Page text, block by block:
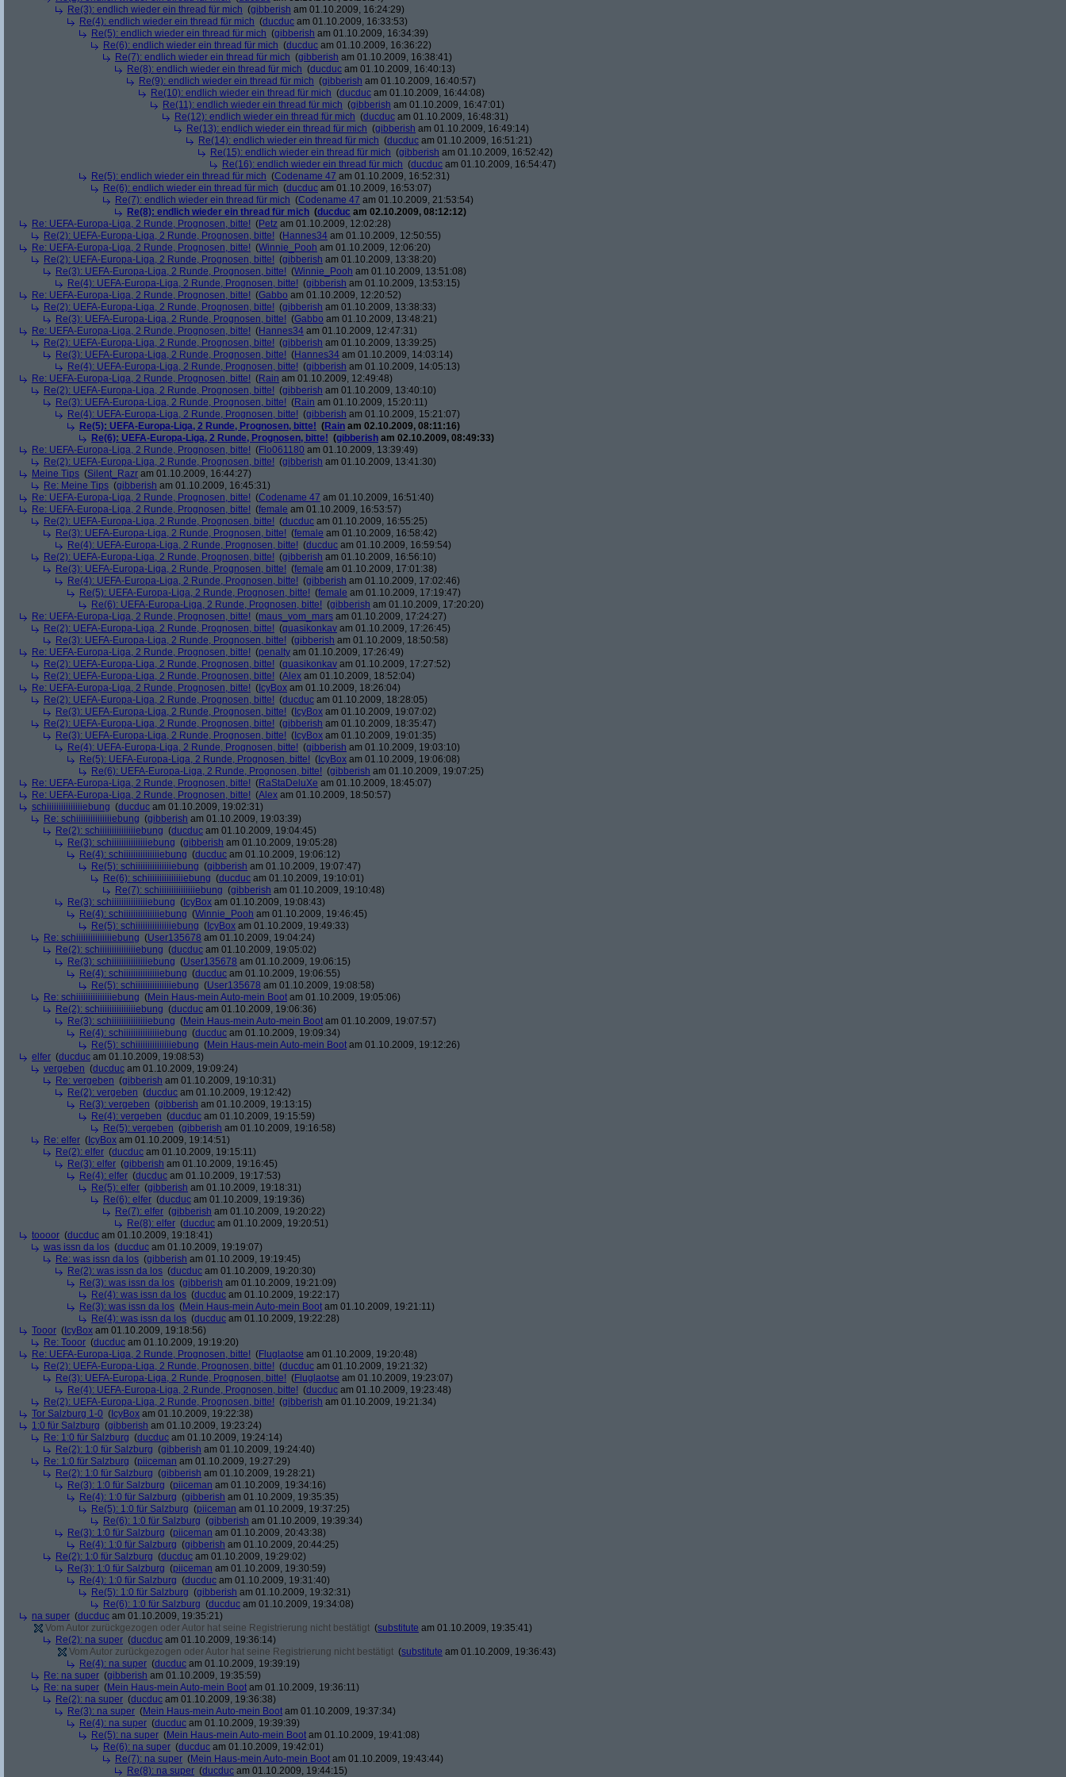
Re(3): endlich wieder ein thread für mich (gibberish am 01.10.2009, 16:24:29)
Re(4): endlich wieder ein thread für mich (ducduc am 01.10.2009, 16:33:53)
Re(5): endlich wieder ein thread für mich (gibberish am 01.10.2009, 16:34:39)
Re(6): endlich wieder ein thread für mich (ducduc am 01.10.2009, 16:36:22)
Re(7): endlich wieder ein thread für mich (gibberish am 01.10.2009, 16:38:41)
Re(8): endlich wieder ein thread für mich (ducduc am 01.10.2009, 16:40:13)
Re(9): endlich wieder ein thread für mich (gibberish am 01.10.2009, 16:40:57)
Re(10): endlich wieder ein thread für mich (ducduc am 01.10.2009, 16:44:08)
Re(11): endlich wieder ein thread für mich (gibberish am 01.10.2009, 16:47:01)
Re(12): endlich wieder ein thread für mich (ducduc am 01.10.2009, 16:48:31)
Re(13): endlich wieder ein thread für mich (gibberish am 01.10.2009, 16:49:14)
Re(14): endlich wieder ein thread für mich (ducduc am 01.10.2009, 16:51:21)
Re(15): endlich wieder ein thread für mich (gibberish am 01.10.2009, 16:52:42)
Re(16): endlich wieder ein thread für mich (ducduc am 01.10.2009, 16:54:47)
Re(5): endlich wieder ein thread für mich (Codename 47 am 01.10.2009, 16:52:31)
Re(6): endlich wieder ein thread für mich (ducduc am 01.10.2009, 16:53:07)
Re(7): endlich wieder ein thread für mich (Codename 47 am 01.10.2009, 21:53:54)
Re(8): endlich wieder ein thread für mich (ducduc am 02.10.2009, 08:12:12)
Re: UEFA-Europa-Liga, 2 Runde, Prognosen, bitte! (Petz am 01.10.2009, 12:02:28)
Re(2): UEFA-Europa-Liga, 2 Runde, Prognosen, bitte! (Hannes34 am 01.10.2009, 12:50:55)
Re: UEFA-Europa-Liga, 2 Runde, Prognosen, bitte! (Winnie_Pooh am 01.10.2009, 12:06:20)
Re(2): UEFA-Europa-Liga, 2 Runde, Prognosen, bitte! (gibberish am 01.10.2009, 13:38:20)
Re(3): UEFA-Europa-Liga, 2 Runde, Prognosen, bitte! (Winnie_Pooh am 01.10.2009, 13:51:08)
Re(4): UEFA-Europa-Liga, 2 Runde, Prognosen, bitte! (gibberish am 01.10.2009, 13:53:15)
Re: UEFA-Europa-Liga, 2 Runde, Prognosen, bitte! (Gabbo am 01.10.2009, 12:20:52)
Re(2): UEFA-Europa-Liga, 2 Runde, Prognosen, bitte! (gibberish am 01.10.2009, 13:38:33)
Re(3): UEFA-Europa-Liga, 2 Runde, Prognosen, bitte! (Gabbo am 01.10.2009, 13:48:21)
Re: UEFA-Europa-Liga, 2 Runde, Prognosen, bitte! (Hannes34 am 01.10.2009, 12:47:31)
Re(2): UEFA-Europa-Liga, 2 Runde, Prognosen, bitte! (gibberish am 01.10.2009, 13:39:25)
Re(3): UEFA-Europa-Liga, 2 Runde, Prognosen, bitte! (Hannes34 am 01.10.2009, 14:03:14)
Re(4): UEFA-Europa-Liga, 2 Runde, Prognosen, bitte! (gibberish am 01.10.2009, 14:05:13)
Re: UEFA-Europa-Liga, 2 Runde, Prognosen, bitte! (Rain am 01.10.2009, 12:49:48)
Re(2): UEFA-Europa-Liga, 2 Runde, Prognosen, bitte! (gibberish am 01.10.2009, 13:40:10)
Re(3): UEFA-Europa-Liga, 2 Runde, Prognosen, bitte! (Rain am 01.10.2009, 15:20:11)
Re(4): UEFA-Europa-Liga, 2 Runde, Prognosen, bitte! (gibberish am 01.10.2009, 15:21:07)
Re(5): UEFA-Europa-Liga, 2 Runde, Prognosen, bitte! (Rain am 02.10.2009, 08:11:16)
Re(6): UEFA-Europa-Liga, 2 Runde, Prognosen, bitte! (gibberish am 02.10.2009, 08:49:33)
Re: UEFA-Europa-Liga, 2 Runde, Prognosen, bitte! (Flo061180 am 01.10.2009, 13:39:49)
Re(2): UEFA-Europa-Liga, 2 Runde, Prognosen, bitte! (gibberish am 01.10.2009, 13:41:30)
Meine Tips (Silent_Razr am 01.10.2009, 16:44:27)
Re: Meine Tips (gibberish am 01.10.2009, 16:45:31)
Re: UEFA-Europa-Liga, 2 Runde, Prognosen, bitte! (Codename 47 am 01.10.2009, 16:51:40)
Re: UEFA-Europa-Liga, 2 Runde, Prognosen, bitte! (female am 01.10.2009, 16:53:57)
Re(2): UEFA-Europa-Liga, 2 Runde, Prognosen, bitte! (ducduc am 01.10.2009, 16:55:25)
Re(3): UEFA-Europa-Liga, 2 Runde, Prognosen, bitte! (female am 01.10.2009, 16:58:42)
Re(4): UEFA-Europa-Liga, 2 Runde, Prognosen, bitte! (ducduc am 01.10.2009, 16:59:54)
Re(2): UEFA-Europa-Liga, 2 Runde, Prognosen, bitte! (gibberish am 01.10.2009, 16:56:10)
Re(3): UEFA-Europa-Liga, 2 Runde, Prognosen, bitte! (female am 01.10.2009, 17:01:38)
Re(4): UEFA-Europa-Liga, 2 Runde, Prognosen, bitte! (gibberish am 01.10.2009, 17:02:46)
Re(5): UEFA-Europa-Liga, 2 Runde, Prognosen, bitte! (female am 01.10.2009, 17:19:47)
Re(6): UEFA-Europa-Liga, 2 Runde, Prognosen, bitte! (gibberish am 01.10.2009, 17:20:20)
Re: UEFA-Europa-Liga, 2 Runde, Prognosen, bitte! (maus_vom_mars am 01.10.2009, 17:24:27)
Re(2): UEFA-Europa-Liga, 2 Runde, Prognosen, bitte! (quasikonkav am 01.10.2009, 17:26:45)
Re(3): UEFA-Europa-Liga, 2 Runde, Prognosen, bitte! (gibberish am 01.10.2009, 18:50:58)
Re: UEFA-Europa-Liga, 2 Runde, Prognosen, bitte! (penalty am 01.10.2009, 17:26:49)
Re(2): UEFA-Europa-Liga, 2 Runde, Prognosen, bitte! (quasikonkav am 01.10.2009, 17:27:52)
Re(2): UEFA-Europa-Liga, 2 Runde, Prognosen, bitte! (Alex am 01.10.2009, 18:52:04)
Re: UEFA-Europa-Liga, 2 Runde, Prognosen, bitte! ( IcyBox am 01.10.2009, 18:26:04)
Re(2): UEFA-Europa-Liga, 2 Runde, Prognosen, bitte! (ducduc am 01.10.2009, 18:28:05)
Re(3): UEFA-Europa-Liga, 2 Runde, Prognosen, bitte! ( IcyBox am 01.10.2009, 19:07:02)
Re(2): UEFA-Europa-Liga, 2 Runde, Prognosen, bitte! (gibberish am 01.10.2009, 18:35:47)
Re(3): UEFA-Europa-Liga, 2 Runde, Prognosen, bitte! ( IcyBox am 01.10.2009, 19:01:35)
Re(4): UEFA-Europa-Liga, 2 Runde, Prognosen, bitte! (gibberish am 01.10.2009, 19:03:10)
Re(5): UEFA-Europa-Liga, 2 Runde, Prognosen, bitte! ( IcyBox am 01.10.2009, 19:06:08)
Re(6): UEFA-Europa-Liga, 2 Runde, Prognosen, bitte! (gibberish am 01.10.2009, 19:07:25)
Re: UEFA-Europa-Liga, 2 Runde, Prognosen, bitte! (RaStaDeluXe am 01.10.2009, 18:45:07)
Re: UEFA-Europa-Liga, 2 Runde, Prognosen, bitte! (Alex am 01.10.2009, 18:50:57)
schiiiiiiiiiiiiiiiebung (ducduc am 01.10.2009, 19:02:31)
Re: schiiiiiiiiiiiiiiiebung (gibberish am 01.10.2009, 19:03:39)
Re(2): schiiiiiiiiiiiiiiiebung (ducduc am 01.10.2009, 19:04:45)
Re(3): schiiiiiiiiiiiiiiiebung (gibberish am 01.10.2009, 19:05:28)
Re(4): schiiiiiiiiiiiiiiiebung (ducduc am 01.10.2009, 19:06:12)
Re(5): schiiiiiiiiiiiiiiiebung (gibberish am 01.10.2009, 19:07:47)
Re(6): schiiiiiiiiiiiiiiiebung (ducduc am 01.10.2009, 19:10:01)
Re(7): schiiiiiiiiiiiiiiiebung (gibberish am 01.10.2009, 19:10:48)
Re(3): schiiiiiiiiiiiiiiiebung ( IcyBox am 01.10.2009, 19:08:43)
Re(4): schiiiiiiiiiiiiiiiebung (Winnie_Pooh am 01.10.2009, 19:46:45)
Re(5): schiiiiiiiiiiiiiiiebung ( IcyBox am 01.10.2009, 19:49:33)
Re: schiiiiiiiiiiiiiiiebung (User135678 am 01.10.2009, 19:04:24)
Re(2): schiiiiiiiiiiiiiiiebung (ducduc am 01.10.2009, 19:05:02)
Re(3): schiiiiiiiiiiiiiiiebung (User135678 am 01.10.2009, 19:06:15)
Re(4): schiiiiiiiiiiiiiiiebung (ducduc am 01.10.2009, 19:06:55)
Re(5): schiiiiiiiiiiiiiiiebung (User135678 am 01.10.2009, 19:08:58)
Re: schiiiiiiiiiiiiiiiebung (Mein Haus-mein Auto-mein Boot am 01.10.2009, 19:05:06)
Re(2): schiiiiiiiiiiiiiiiebung (ducduc am 01.10.2009, 19:06:36)
Re(3): schiiiiiiiiiiiiiiiebung (Mein Haus-mein Auto-mein Boot am 01.10.2009, 19:07:57)
Re(4): schiiiiiiiiiiiiiiiebung (ducduc am 01.10.2009, 19:09:34)
Re(5): schiiiiiiiiiiiiiiiebung (Mein Haus-mein Auto-mein Boot am 01.10.2009, 19:12:26)
elfer (ducduc am 01.10.2009, 19:08:53)
vergeben (ducduc am 01.10.2009, 19:09:24)
Re: vergeben (gibberish am 01.10.2009, 19:10:31)
Re(2): vergeben (ducduc am 01.10.2009, 19:12:42)
Re(3): vergeben (gibberish am 01.10.2009, 19:13:15)
Re(4): vergeben (ducduc am 01.10.2009, 19:15:59)
Re(5): vergeben (gibberish am 01.10.2009, 19:16:58)
Re: elfer ( IcyBox am 01.10.2009, 19:14:51)
Re(2): elfer (ducduc am 01.10.2009, 19:15:11)
Re(3): elfer (gibberish am 01.10.2009, 19:16:45)
Re(4): elfer (ducduc am 01.10.2009, 19:17:53)
Re(5): elfer (gibberish am 01.10.2009, 19:18:31)
Re(6): elfer (ducduc am 01.10.2009, 19:19:36)
Re(7): elfer (gibberish am 01.10.2009, 19:20:22)
Re(8): elfer (ducduc am 01.10.2009, 19:20:51)
toooor (ducduc am 01.10.2009, 19:18:41)
was issn da los (ducduc am 01.10.2009, 19:19:07)
Re: was issn da los (gibberish am 01.10.2009, 19:19:45)
Re(2): was issn da los (ducduc am 01.10.2009, 19:20:30)
Re(3): was issn da los (gibberish am 01.10.2009, 19:21:09)
Re(4): was issn da los (ducduc am 01.10.2009, 19:22:17)
Re(3): was issn da los (Mein Haus-mein Auto-mein Boot am 01.10.2009, 19:21:11)
Re(4): was issn da los (ducduc am 01.10.2009, 19:22:28)
Tooor ( IcyBox am 01.10.2009, 19:18:56)
Re: Tooor (ducduc am 01.10.2009, 19:19:20)
Re: UEFA-Europa-Liga, 2 Runde, Prognosen, bitte! (Fluglaotse am 01.10.2009, 19:20:48)
Re(2): UEFA-Europa-Liga, 2 Runde, Prognosen, bitte! (ducduc am 01.10.2009, 19:21:32)
Re(3): UEFA-Europa-Liga, 2 Runde, Prognosen, bitte! (Fluglaotse am 01.10.2009, 19:23:07)
Re(4): UEFA-Europa-Liga, 2 Runde, Prognosen, bitte! (ducduc am 01.10.2009, 19:23:48)
Re(2): UEFA-Europa-Liga, 2 Runde, Prognosen, bitte! (gibberish am 01.10.2009, 19:21:34)
Tor Salzburg 1-0 ( IcyBox am 01.10.2009, 19:22:38)
1:0 für Salzburg (gibberish am 01.10.2009, 19:23:24)
Re: 1:0 für Salzburg (ducduc am 01.10.2009, 19:24:14)
Re(2): 1:0 für Salzburg (gibberish am 01.10.2009, 19:24:40)
Re: 1:0 für Salzburg (piiceman am 01.10.2009, 19:27:29)
Re(2): 1:0 für Salzburg (gibberish am 01.10.2009, 19:28:21)
Re(3): 1:0 für Salzburg (piiceman am 01.10.2009, 19:34:16)
Re(4): 1:0 für Salzburg (gibberish am 01.10.2009, 19:35:35)
Re(5): 1:0 für Salzburg (piiceman am 01.10.2009, 19:37:25)
Re(6): 1:0 für Salzburg (gibberish am 01.10.2009, 19:39:34)
Re(3): 1:0 für Salzburg (piiceman am 01.10.2009, 20:43:38)
Re(4): 1:0 für Salzburg (gibberish am 01.10.2009, 20:44:25)
Re(2): 1:0 für Salzburg (ducduc am 01.10.2009, 19:29:02)
Re(3): 1:0 für Salzburg (piiceman am 01.10.2009, 19:30:59)
Re(4): 1:0 für Salzburg (ducduc am 01.10.2009, 19:31:40)
Re(5): 1:0 für Salzburg (gibberish am 01.10.2009, 19:32:31)
Re(6): 1:0 für Salzburg (ducduc am 01.10.2009, 19:34:08)
na super (ducduc am 01.10.2009, 19:35:21)
Vom Autor zurückgezogen oder Autor hat seine Registrierung nicht bestätigt (substitute am 01.10.2009, 19:35:41)
Re(2): na super (ducduc am 01.10.2009, 19:36:14)
Vom Autor zurückgezogen oder Autor hat seine Registrierung nicht bestätigt (substitute am 01.10.2009, 19:36:43)
Re(4): na super (ducduc am 01.10.2009, 19:39:19)
Re: na super (gibberish am 01.10.2009, 19:35:59)
Re: na super (Mein Haus-mein Auto-mein Boot am 01.10.2009, 19:36:11)
Re(2): na super (ducduc am 01.10.2009, 19:36:38)
Re(3): na super (Mein Haus-mein Auto-mein Boot am 01.10.2009, 19:37:34)
Re(4): na super (ducduc am 01.10.2009, 19:39:39)
Re(5): na super (Mein Haus-mein Auto-mein Boot am 01.10.2009, 19:41:08)
Re(6): na super (ducduc am 01.10.2009, 19:42:01)
Re(7): na super (Mein Haus-mein Auto-mein Boot am 01.10.2009, 19:43:44)
Re(8): na super (ducduc am 01.10.2009, 19:44:15)